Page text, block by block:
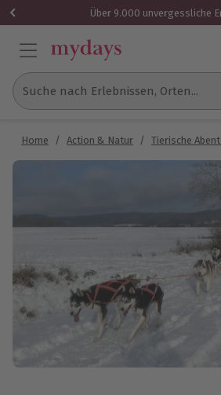
Über 9.000 unvergessliche
Suche nach Erlebnissen, Orten...
Home / Action & Natur / Tierische